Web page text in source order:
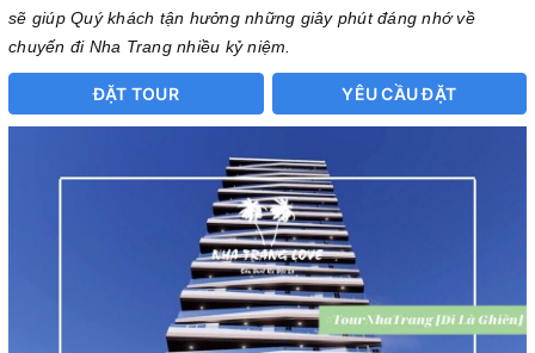
sẽ giúp Quý khách tận hưởng những giây phút đáng nhớ về
chuyến đi Nha Trang nhiều kỷ niệm.
ĐẶT TOUR YÊU CẦU ĐẶT